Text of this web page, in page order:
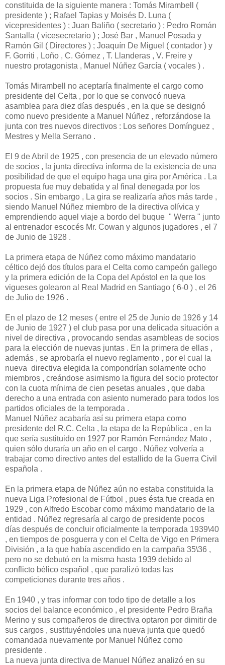
constituida de la siguiente manera : Tomás Mirambell (
presidente ) ; Rafael Tapias y Moisés D. Luna (
vicepresidentes ) ; Juan Baliño ( secretario ) ; Pedro Román
Santalla ( vicesecretario ) ; José Bar , Manuel Posada y
Ramón Gil ( Directores ) ; Joaquín De Miguel ( contador ) y
F. Gorriti , Loño , C. Gómez , T. Llanderas , V. Freire y
nuestro protagonista , Manuel Núñez García ( vocales ) .
Tomás Mirambell no aceptaría finalmente el cargo como
presidente del Celta , por lo que se convocó nueva
asamblea para diez días después , en la que se designó
como nuevo presidente a Manuel Núñez , reforzándose la
junta con tres nuevos directivos : Los señores Domínguez ,
Mestres y Mella Serrano .
El 9 de Abril de 1925 , con presencia de un elevado número
de socios , la junta directiva informa de la existencia de una
posibilidad de que el equipo haga una gira por América . La
propuesta fue muy debatida y al final denegada por los
socios . Sin embargo , La gira se realizaría años más tarde ,
siendo Manuel Núñez miembro de la directiva olívica y
emprendiendo aquel viaje a bordo del buque " Werra " junto
al entrenador escocés Mr. Cowan y algunos jugadores , el 7
de Junio de 1928 .
La primera etapa de Núñez como máximo mandatario
céltico dejó dos títulos para el Celta como campeón gallego
y la primera edición de la Copa del Apóstol en la que los
vigueses golearon al Real Madrid en Santiago ( 6-0 ) , el 26
de Julio de 1926 .
En el plazo de 12 meses ( entre el 25 de Junio de 1926 y 14
de Junio de 1927 ) el club pasa por una delicada situación a
nivel de directiva , provocando sendas asambleas de socios
para la elección de nuevas juntas . En la primera de ellas ,
además , se aprobaría el nuevo reglamento , por el cual la
nueva directiva elegida la compondrían solamente ocho
miembros , creándose asimismo la figura del socio protector
con la cuota mínima de cien pesetas anuales , que daba
derecho a una entrada con asiento numerado para todos los
partidos oficiales de la temporada .
Manuel Núñez acabaría así su primera etapa como
presidente del R.C. Celta , la etapa de la República , en la
que sería sustituido en 1927 por Ramón Fernández Mato ,
quien sólo duraría un año en el cargo . Núñez volvería a
trabajar como directivo antes del estallido de la Guerra Civil
española .
En la primera etapa de Núñez aún no estaba constituida la
nueva Liga Profesional de Fútbol , pues ésta fue creada en
1929 , con Alfredo Escobar como máximo mandatario de la
entidad . Núñez regresaría al cargo de presidente pocos
días después de concluir oficialmente la temporada 1939\40
, en tiempos de posguerra y con el Celta de Vigo en Primera
División , a la que había ascendido en la campaña 35\36 ,
pero no se debutó en la misma hasta 1939 debido al
conflicto bélico español , que paralizó todas las
competiciones durante tres años .
En 1940 , y tras informar con todo tipo de detalle a los
socios del balance económico , el presidente Pedro Braña
Merino y sus compañeros de directiva optaron por dimitir de
sus cargos , sustituyéndoles una nueva junta que quedó
comandada nuevamente por Manuel Núñez como
presidente .
La nueva junta directiva de Manuel Núñez analizó en su